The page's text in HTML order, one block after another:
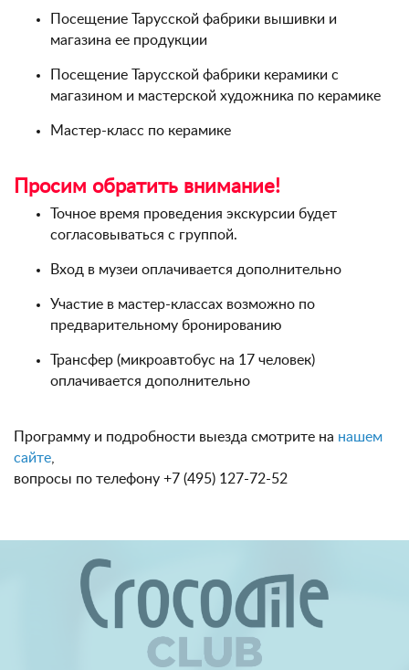
Посещение Тарусской фабрики вышивки и
магазина ее продукции
Посещение Тарусской фабрики керамики с
магазином и мастерской художника по керамике
Мастер-класс по керамике
Просим обратить внимание!
Точное время проведения экскурсии будет
согласовываться с группой.
Вход в музеи оплачивается дополнительно
Участие в мастер-классах возможно по
предварительному бронированию
Трансфер (микроавтобус на 17 человек)
оплачивается дополнительно
Программу и подробности выезда смотрите на нашем
сайте
вопросы по телефону +7 (495) 127-72-52